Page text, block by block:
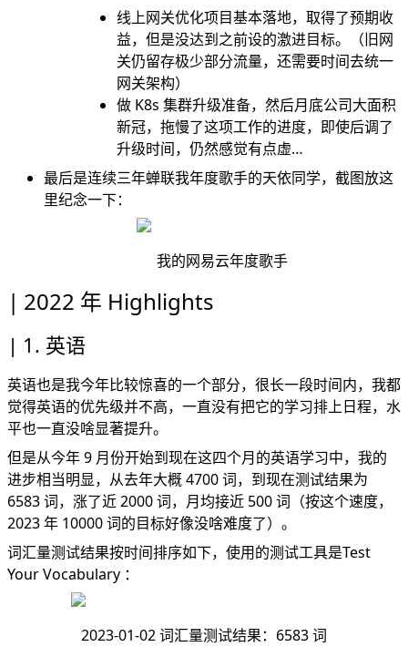
线上网关优化项目基本落地，取得了预期收
益，但是没达到之前设的激进目标。（旧网
关仍留存极少部分流量，还需要时间去统一
网关架构）
做 K8s 集群升级准备，然后月底公司大面积
新冠，拖慢了这项工作的进度，即使后调了
升级时间，仍然感觉有点虚…
最后是连续三年蝉联我年度歌手的天依同学，截图放这
里纪念一下：
我的网易云年度歌手
2022 年 Highlights
1. 英语
英语也是我今年比较惊喜的一个部分，很长一段时间内，我都
觉得英语的优先级并不高，一直没有把它的学习排上日程，水
平也一直没啥显著提升。
但是从今年 9 月份开始到现在这四个月的英语学习中，我的
进步相当明显，从去年大概 4700 词，到现在测试结果为
6583 词，涨了近 2000 词，月均接近 500 词（按这个速度，
2023 年 10000 词的目标好像没啥难度了）。
词汇量测试结果按时间排序如下，使用的测试工具是Test
Your Vocabulary ：
2023-01-02 词汇量测试结果：6583 词